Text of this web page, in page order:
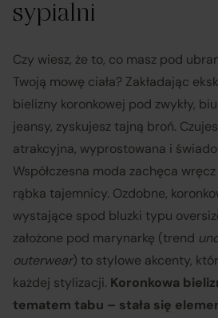
sypialni
Czy wiesz, że to, co masz pod
Twoją mowę ciała? Zakładając
bielizny koronkowej pod zwykły,
jeansy, zyskujesz tajną broń.
atrakcyjna, wyprostowana i
Współczesna moda zachęca
rąbka tajemnicy. Ozdobne,
wystające spod bluzki typu
założone pod marynarkę (trend
outerwear) to stylowe akcenty,
każdej stylizacji. Koronkowa
tematem tabu – stała się